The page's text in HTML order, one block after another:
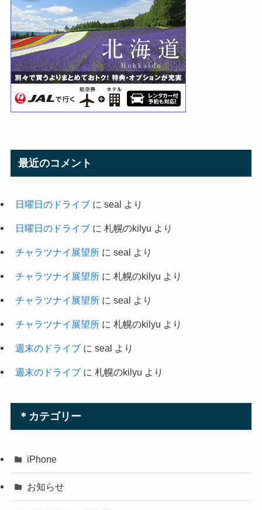
最近のコメント
日曜日のドライブに seal より
日曜日のドライブに 札幌のkilyu より
チャラツナイ展望所に seal より
チャラツナイ展望所に 札幌のkilyu より
チャラツナイ展望所に seal より
チャラツナイ展望所に 札幌のkilyu より
週末のドライブに seal より
週末のドライブに 札幌のkilyu より
＊カテゴリー
iPhone
お知らせ